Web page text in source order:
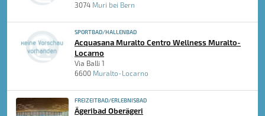
3074 Muri bei Bern
SPORTBAD/HALLENBAD
Acquasana Muralto Centro Wellness Muralto-
Locarno
Via Balli 1
6600 Muralto-Locarno
FREIZEITBAD/ERLEBNISBAD
Ägeribad Oberägeri